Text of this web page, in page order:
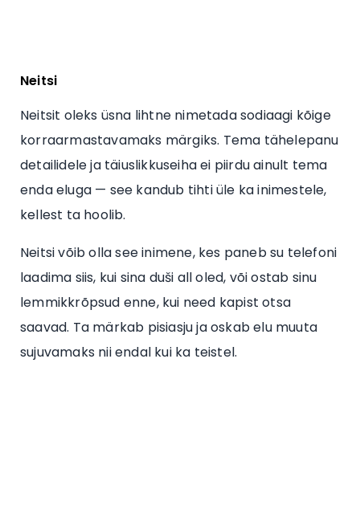
Neitsi
Neitsit oleks üsna lihtne nimetada sodiaagi kõige
korraarmastavamaks märgiks. Tema tähelepanu
detailidele ja täiuslikkuseiha ei piirdu ainult tema
enda eluga — see kandub tihti üle ka inimestele,
kellest ta hoolib.
Neitsi võib olla see inimene, kes paneb su telefoni
laadima siis, kui sina duši all oled, või ostab sinu
lemmikkrõpsud enne, kui need kapist otsa
saavad. Ta märkab pisiasju ja oskab elu muuta
sujuvamaks nii endal kui ka teistel.